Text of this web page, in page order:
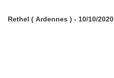
Rethel ( Ardennes ) - 10/10/2020